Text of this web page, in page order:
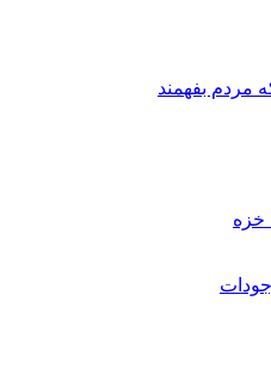
مردم بفهمند
خزه